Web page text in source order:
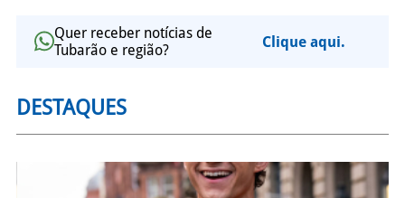
Quer receber notícias de
Tubarão e região?
Clique aqui.
DESTAQUES